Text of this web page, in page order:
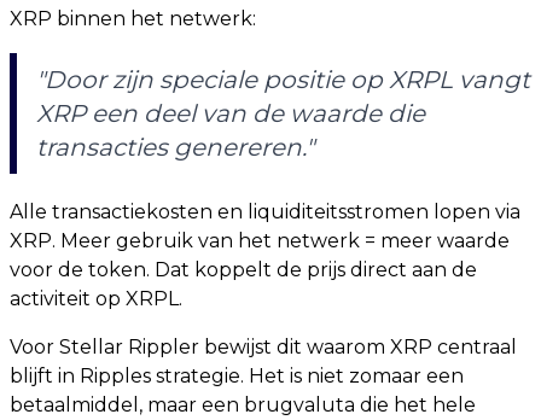
XRP binnen het netwerk:
"Door zijn speciale positie op XRPL vangt
XRP een deel van de waarde die
transacties genereren."
Alle transactiekosten en liquiditeitsstromen lopen via
XRP. Meer gebruik van het netwerk = meer waarde
voor de token. Dat koppelt de prijs direct aan de
activiteit op XRPL.
Voor Stellar Rippler bewijst dit waarom XRP centraal
blijft in Ripples strategie. Het is niet zomaar een
betaalmiddel, maar een brugvaluta die het hele